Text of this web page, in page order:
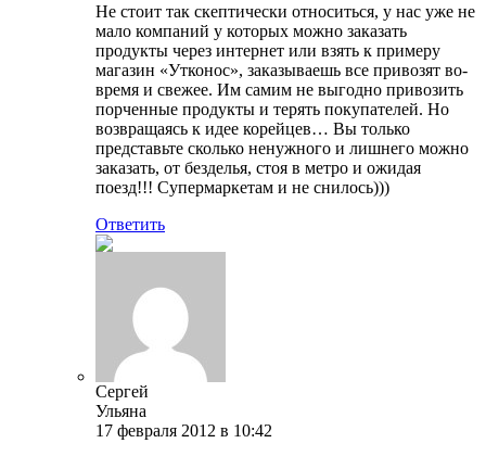
Не стоит так скептически относиться, у нас уже не
мало компаний у которых можно заказать
продукты через интернет или взять к примеру
магазин «Утконос», заказываешь все привозят во-
время и свежее. Им самим не выгодно привозить
порченные продукты и терять покупателей. Но
возвращаясь к идее корейцев… Вы только
представьте сколько ненужного и лишнего можно
заказать, от безделья, стоя в метро и ожидая
поезд!!! Супермаркетам и не снилось)))
Ответить
Сергей
Ульяна
17 февраля 2012 в 10:42